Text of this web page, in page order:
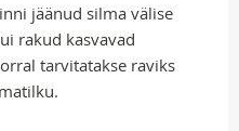
jäänud silma välise
rakud kasvavad
tarvitatakse raviks